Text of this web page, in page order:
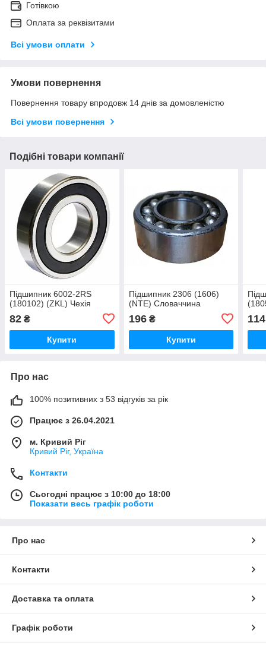
Готівкою
Оплата за реквізитами
Всі умови оплати
Умови повернення
Повернення товару впродовж 14 днів за домовленістю
Всі умови повернення
Подібні товари компанії
Підшипник 6002-2RS
(180102) (ZKL) Чехія
82 ₴
Купити
Підшипник 2306 (1606)
(NTE) Словаччина
196₴
Купити
114
Про нас
100% позитивних з 53 відгуків за рік
Працює з 26.04.2021
м. Кривий Ріг
Кривий Ріг, Україна
Контакти
Сьогодні працює з 10:00 до 18:00
Показати весь графік роботи
Про нас
Контакти
Доставка та оплата
Графік роботи